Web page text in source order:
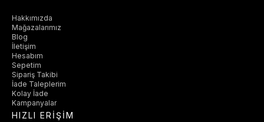
Hakkımızda
Mağazalarımız
Blog
İletişim
Hesabım
Sepetim
Sipariş Takibi
İade Taleplerim
Kolay İade
Kampanyalar
HIZLI ERİŞİM